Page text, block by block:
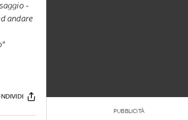
-
andare
PUBBLICITÀ